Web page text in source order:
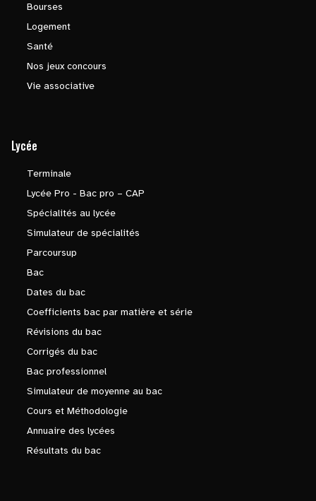
Bourses
Logement
Santé
Nos jeux concours
Vie associative
Lycée
Terminale
Lycée Pro - Bac pro – CAP
Spécialités au lycée
Simulateur de spécialités
Parcoursup
Bac
Dates du bac
Coefficients bac par matière et série
Révisions du bac
Corrigés du bac
Bac professionnel
Simulateur de moyenne au bac
Cours et Méthodologie
Annuaire des lycées
Résultats du bac